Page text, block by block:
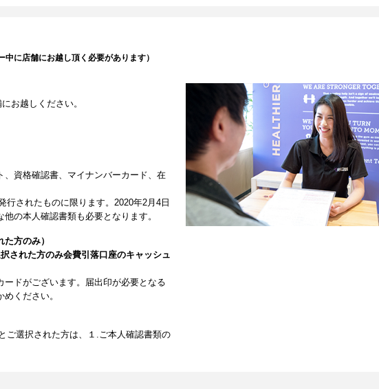
中に店舗にお越し頂く必要があります）
お越しください。
資格確認書、マイナンバーカード、在
されたものに限ります。2020年2月4日
の本人確認書類も必要となります。
方のみ）
された方のみ会費引落口座のキャッシュ
ドがございます。届出印が必要となる
ください。
ご選択された方は、１.ご本人確認書類の